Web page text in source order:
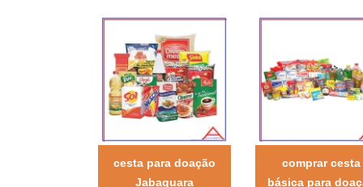
cesta para doação
Jabaquara
comprar cesta
básica para